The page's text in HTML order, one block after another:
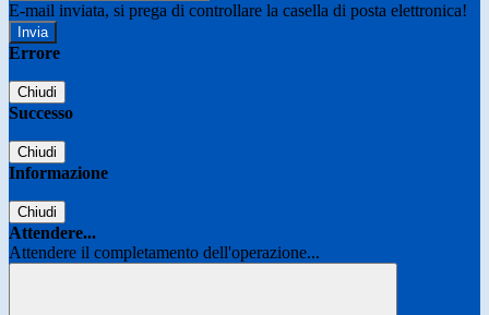
E-mail inviata, si prega di controllare la casella di posta elettronica!
Errore
Chiudi
Successo
Chiudi
Informazione
Chiudi
Attendere...
Attendere il completamento dell'operazione...